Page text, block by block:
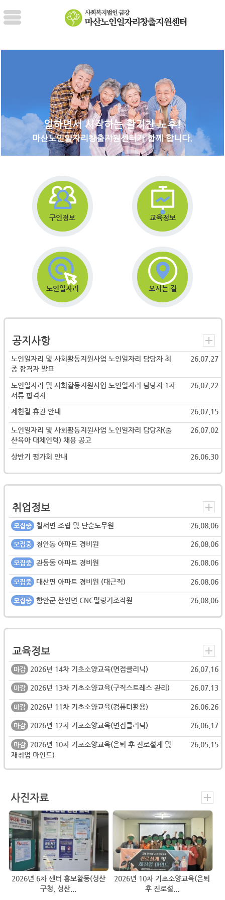
일하면서 시작하는 활기찬 노후!
마산노인일자리창출지원센터가 함께 합니다.
구인정보 교육정보
노인일자리 오시는 길
공지사항
노인일자리 및 사회활동지원사업 노인일자리 담당자 최
종 합격자 발표
26.07.27
노인일자리 및 사회활동지원사업 노인일자리 담당자 1차
서류 합격자
26.07.22
제헌절 휴관 안내 26.07.15
노인일자리 및 사회활동지원사업 노인일자리 담당자(출
산육아 대체인력) 채용 공고
26.07.02
상반기 평가회 안내 26.06.30
취업정보
모집중 칠서면 조립 및 단순노무원 26.08.06
모집중 청안동 아파트 경비원 26.08.06
모집중 관동동 아파트 경비원 26.08.06
모집중 대산면 아파트 경비원 (대근직) 26.08.06
모집중 함안군 산인면 CNC밀링기조작원 26.08.06
교육정보
마감 2026년 14차 기초소양교육(면접클리닉) 26.07.16
마감 2026년 13차 기초소양교육(구직스트레스 관리) 26.07.13
마감 2026년 11차 기초소양교육(컴퓨터활용) 26.06.26
마감 2026년 12차 기초소양교육(면접클리닉) 26.06.17
마감
2026년 10차 기초소양교육(은퇴 후 진로설계 및
재취업 마인드)
26.05.15
사진자료
2026년 6차 센터 홍보활동(성산
구청, 성산...
2026년 10차 기초소양교육(은퇴
후 진로설...